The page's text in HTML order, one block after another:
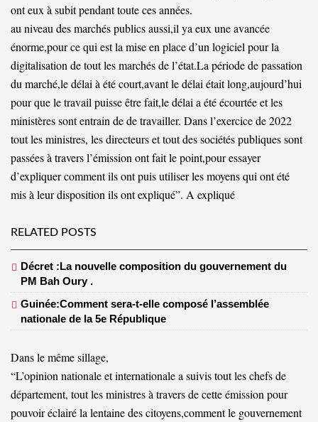
ont eux à subit pendant toute ces années.
au niveau des marchés publics aussi,il ya eux une avancée
énorme,pour ce qui est la mise en place d’un logiciel pour la
digitalisation de tout les marchés de l’état.La période de passation
du marché,le délai à été court,avant le délai était long,aujourd’hui
pour que le travail puisse être fait,le délai a été écourtée et les
ministères sont entrain de de travailler. Dans l’exercice de 2022
tout les ministres, les directeurs et tout des sociétés publiques sont
passées à travers l’émission ont fait le point,pour essayer
d’expliquer comment ils ont puis utiliser les moyens qui ont été
mis à leur disposition ils ont expliqué”. A expliqué
RELATED POSTS
Décret :La nouvelle composition du gouvernement du
PM Bah Oury .
Guinée:Comment sera-t-elle composé l’assemblée
nationale de la 5e République
Dans le même sillage,
“L’opinion nationale et internationale a suivis tout les chefs de
département, tout les ministres à travers de cette émission pour
pouvoir éclairé la lentaine des citoyens,comment le gouvernement